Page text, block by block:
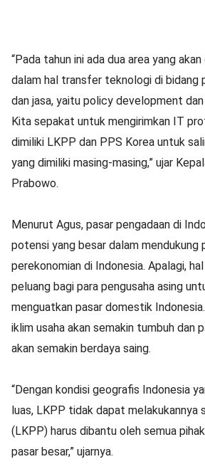
“Pada tahun ini ada dua area yang
dalam hal transfer teknologi di bidang
dan jasa, yaitu policy development
Kita sepakat untuk mengirimkan IT
dimiliki LKPP dan PPS Korea untuk
yang dimiliki masing-masing,” ujar
Prabowo.
Menurut Agus, pasar pengadaan di
potensi yang besar dalam mendukung
perekonomian di Indonesia. Apalagi,
peluang bagi para pengusaha asing
menguatkan pasar domestik
iklim usaha akan semakin tumbuh dan
akan semakin berdaya saing.
“Dengan kondisi geografis Indonesia
luas, LKPP tidak dapat melakukannya
(LKPP) harus dibantu oleh semua
pasar besar,” ujarnya.